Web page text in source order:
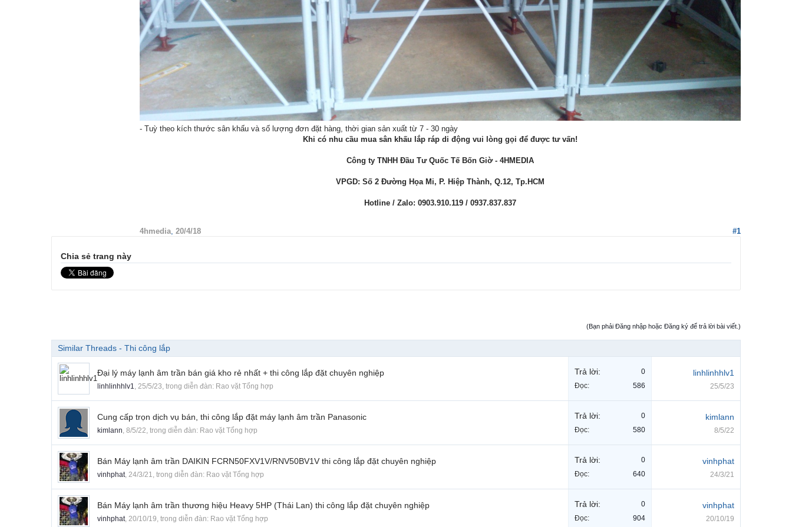
- Tuỳ theo kích thước sân khấu và số lượng đơn đặt hàng, thời gian sản xuất từ 7 - 30 ngày
Khi có nhu cầu mua sân khấu lắp ráp di động vui lòng gọi để được tư vấn!
Công ty TNHH Đầu Tư Quốc Tế Bốn Giờ - 4HMEDIA
VPGD: Số 2 Đường Họa Mi, P. Hiệp Thành, Q.12, Tp.HCM
Hotline / Zalo: 0903.910.119 / 0937.837.837
4hmedia, 20/4/18 #1
Chia sẻ trang này
(Bạn phải Đăng nhập hoặc Đăng ký để trả lời bài viết.)
Similar Threads - Thi công lắp
Đại lý máy lạnh âm trần bán giá kho rẻ nhất + thi công lắp đặt chuyên nghiệp
linhlinhhlv1, 25/5/23, trong diễn đàn: Rao vặt Tổng hợp
Trả lời:
0
Đọc:
586
linhlinhhlv1
25/5/23
Cung cấp trọn dịch vụ bán, thi công lắp đặt máy lạnh âm trần Panasonic
kimlann, 8/5/22, trong diễn đàn: Rao vặt Tổng hợp
Trả lời:
0
Đọc:
580
kimlann
8/5/22
Bán Máy lạnh âm trần DAIKIN FCRN50FXV1V/RNV50BV1V thi công lắp đặt chuyên nghiệp
vinhphat, 24/3/21, trong diễn đàn: Rao vặt Tổng hợp
Trả lời:
0
Đọc:
640
vinhphat
24/3/21
Bán Máy lạnh âm trần thương hiệu Heavy 5HP (Thái Lan) thi công lắp đặt chuyên nghiệp
vinhphat, 20/10/19, trong diễn đàn: Rao vặt Tổng hợp
Trả lời:
0
Đọc:
904
vinhphat
20/10/19